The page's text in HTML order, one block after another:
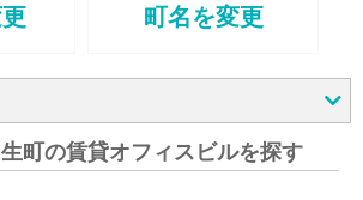
町名を変更
町の賃貸オフィスビルを探す